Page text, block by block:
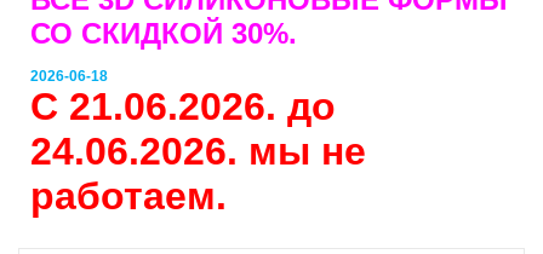
СО СКИДКОЙ 30%.
2026-06-18
С 21.06.2026. до
24.06.2026. мы не
работаем.